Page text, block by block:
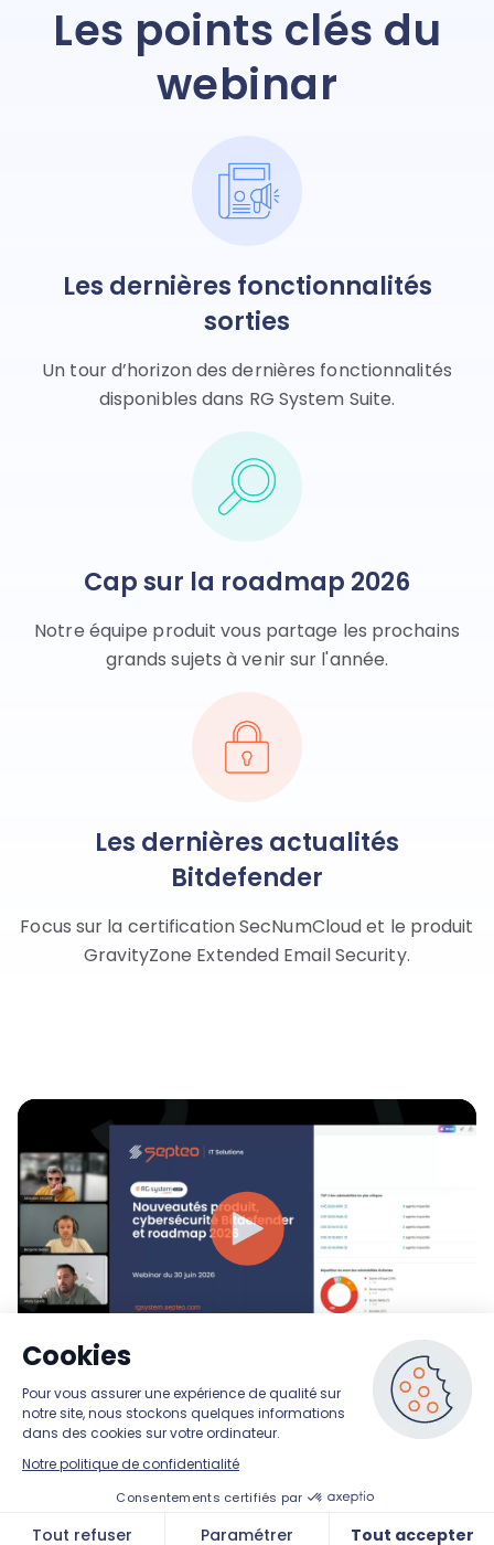
Les points clés du
webinar
Les dernières fonctionnalités
sorties
Un tour d’horizon des dernières fonctionnalités
disponibles dans RG System Suite.
Cap sur la roadmap 2026
Notre équipe produit vous partage les prochains
grands sujets à venir sur l'année.
Les dernières actualités
Bitdefender
Focus sur la certification SecNumCloud et le produit
GravityZone Extended Email Security.
Copyright © Septeo IT Solutions 2026 tous droits
Politique de confidentialité
|